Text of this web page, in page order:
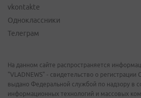
vkontakte
Одноклассники
Телеграм
На данном сайте распространяется
"VLADNEWS" - свидетельство о
выдано Федеральной службой по надзору в
информационных технологий и массовых